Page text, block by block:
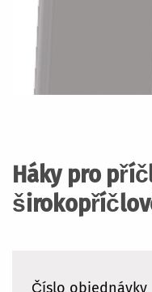
Háky pro
Číslo objednávky
galerie
s
obrázky